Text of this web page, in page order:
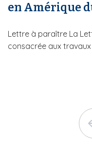
en Amérique
Lettre à paraître La
consacrée aux travaux